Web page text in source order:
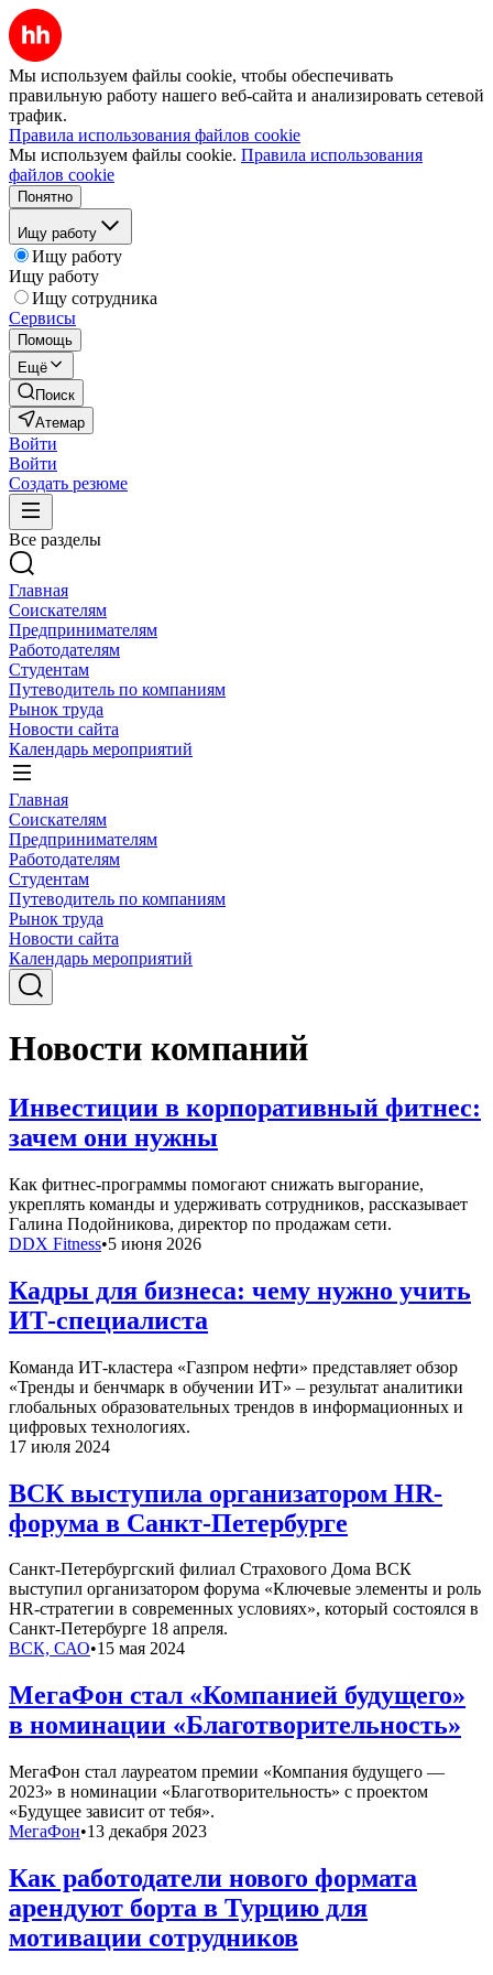
Мы используем файлы cookie, чтобы обеспечивать
правильную работу нашего веб-сайта и анализировать сетевой
трафик.
Правила использования файлов cookie
Мы используем файлы cookie. Правила использования
файлов cookie
Понятно
Ищу работу
Ищу работу
Ищу работу
Ищу сотрудника
Сервисы
Помощь
Ещё
Поиск
Атемар
Войти
Войти
Создать резюме
Все разделы
Главная
Соискателям
Предпринимателям
Работодателям
Студентам
Путеводитель по компаниям
Рынок труда
Новости сайта
Календарь мероприятий
Главная
Соискателям
Предпринимателям
Работодателям
Студентам
Путеводитель по компаниям
Рынок труда
Новости сайта
Календарь мероприятий
Новости компаний
Инвестиции в корпоративный фитнес:
зачем они нужны
Как фитнес-программы помогают снижать выгорание,
укреплять команды и удерживать сотрудников, рассказывает
Галина Подойникова, директор по продажам сети.
DDX Fitness•5 июня 2026
Кадры для бизнеса: чему нужно учить
ИТ-специалиста
Команда ИТ-кластера «Газпром нефти» представляет обзор
«Тренды и бенчмарк в обучении ИТ» – результат аналитики
глобальных образовательных трендов в информационных и
цифровых технологиях.
17 июля 2024
ВСК выступила организатором HR-
форума в Санкт-Петербурге
Санкт-Петербургский филиал Страхового Дома ВСК
выступил организатором форума «Ключевые элементы и роль
HR-стратегии в современных условиях», который состоялся в
Санкт-Петербурге 18 апреля.
ВСК, САО•15 мая 2024
МегаФон стал «Компанией будущего»
в номинации «Благотворительность»
МегаФон стал лауреатом премии «Компания будущего —
2023» в номинации «Благотворительность» с проектом
«Будущее зависит от тебя».
МегаФон•13 декабря 2023
Как работодатели нового формата
арендуют борта в Турцию для
мотивации сотрудников